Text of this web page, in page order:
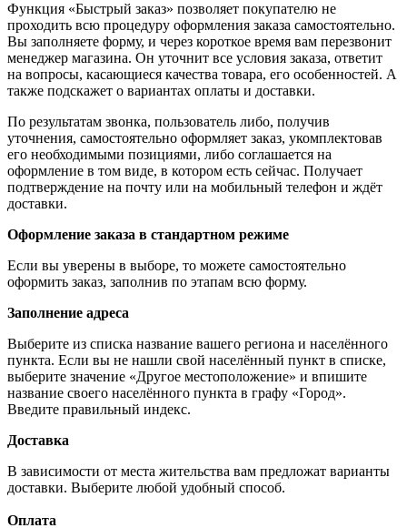
Функция «Быстрый заказ» позволяет покупателю не
проходить всю процедуру оформления заказа самостоятельно.
Вы заполняете форму, и через короткое время вам перезвонит
менеджер магазина. Он уточнит все условия заказа, ответит
на вопросы, касающиеся качества товара, его особенностей. А
также подскажет о вариантах оплаты и доставки.
По результатам звонка, пользователь либо, получив
уточнения, самостоятельно оформляет заказ, укомплектовав
его необходимыми позициями, либо соглашается на
оформление в том виде, в котором есть сейчас. Получает
подтверждение на почту или на мобильный телефон и ждёт
доставки.
Оформление заказа в стандартном режиме
Если вы уверены в выборе, то можете самостоятельно
оформить заказ, заполнив по этапам всю форму.
Заполнение адреса
Выберите из списка название вашего региона и населённого
пункта. Если вы не нашли свой населённый пункт в списке,
выберите значение «Другое местоположение» и впишите
название своего населённого пункта в графу «Город».
Введите правильный индекс.
Доставка
В зависимости от места жительства вам предложат варианты
доставки. Выберите любой удобный способ.
Оплата